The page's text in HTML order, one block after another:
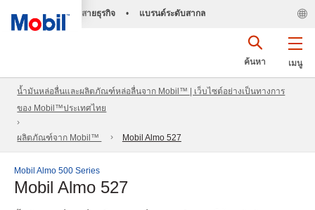
สายธุรกิจ • แบรนด์ระดับสากล
เมนู
ค้นหา
น้ำมันหล่อลื่นและผลิตภัณฑ์หล่อลื่นจาก Mobil™ | เว็บไซต์อย่างเป็นทางการ
ของ Mobil™ประเทศไทย
ผลิตภัณฑ์จาก Mobil™ Mobil Almo 527
Mobil Almo 500 Series
Mobil Almo 527